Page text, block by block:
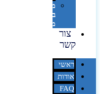
מיתוג
באמצעות
מדבקות
צור
קשר
ראשי
אודות
FAQ